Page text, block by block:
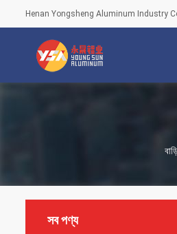
Henan Yongsheng Aluminum Industry
সব পণ্য